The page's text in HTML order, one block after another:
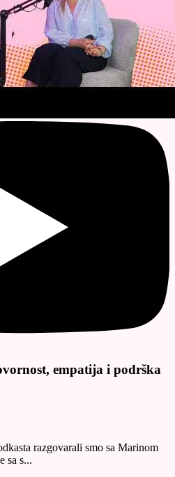
empatija i podrška
razgovarali smo sa Marinom
sa s...